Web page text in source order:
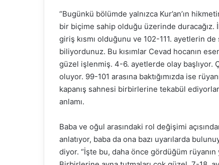
l
l
o
w
o
n
X
“Bugünkü bölümde yalnızca Kur’an’ın
bir biçime sahip olduğu üzerinde duracağız.
giriş kısmı olduğunu ve 102-111. ayetlerin
biliyordunuz. Bu kısımlar Cevad hocanın
güzel işlenmiş. 4-6. ayetlerde olay başlıyor.
oluyor. 99-101 arasına baktığımızda ise
kapanış sahnesi birbirlerine tekabül
anlamı.
Baba ve oğul arasındaki rol değişimi
anlatıyor, baba da ona bazı uyarılarda
diyor. “İşte bu, daha önce gördüğüm